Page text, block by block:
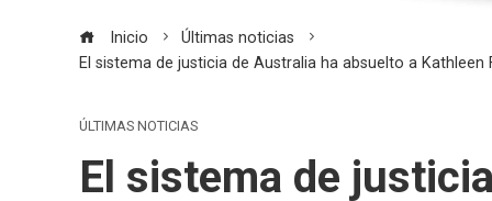
Inicio
Últimas noticias
El sistema de justicia de Australia ha absuelto a
ÚLTIMAS NOTICIAS
El sistema de